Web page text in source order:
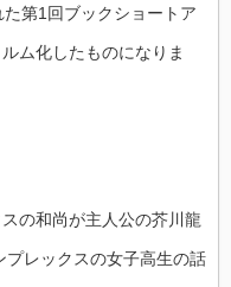
第1回ブックショートア
ム化したものになりま
の和尚が主人公の芥川龍
プレックスの女子高生の話